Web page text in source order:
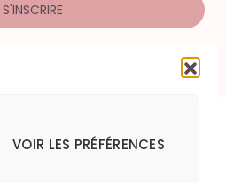
VOIR LES PRÉFÉRENCES
S'INSCRIRE